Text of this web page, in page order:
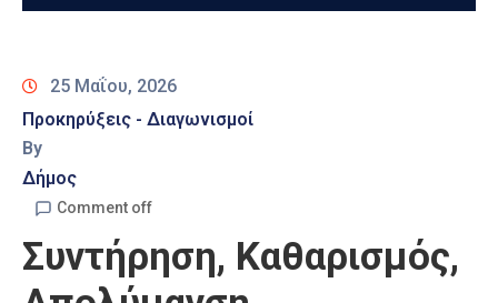
25 Μαΐου, 2026
Προκηρύξεις - Διαγωνισμοί
By
Δήμος
Comment off
Συντήρηση, Καθαρισμός,